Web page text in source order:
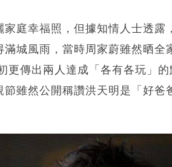
庭幸福照，但據知情人士透露
城風雨，當時周家蔚雖然晒全
更傳出兩人達成「各有各玩」
雖然公開稱讚洪天明是「好爸